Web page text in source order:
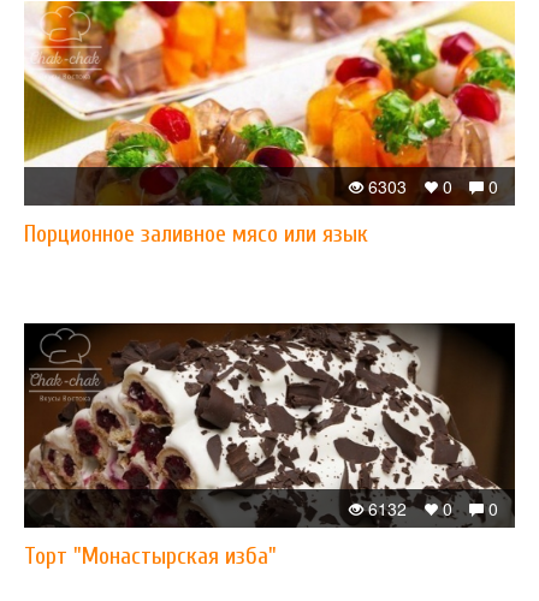
0
0
6303
Порционное заливное мясо или язык
0
0
6132
Торт "Монастырская изба"